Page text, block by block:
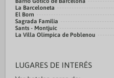
La Barceloneta
El Born
Sagrada Familia
Sants - Montjuic
La Villa Olímpica de Poblenou
LUGARES DE INTERÉS